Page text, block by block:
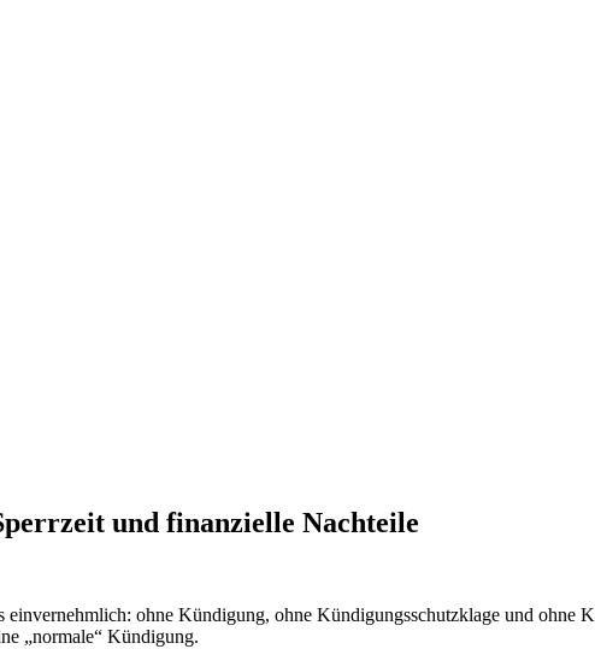
und finanzielle Nachteile
ohne Kündigung, ohne Kündigungsschutzklage und ohne
„normale“ Kündigung.